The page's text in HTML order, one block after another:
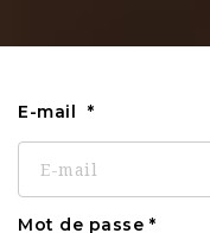
E-mail
Mot de passe